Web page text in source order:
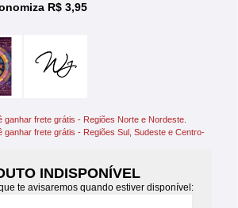
R$ 3,95
ganhar frete grátis - Regiões Norte e Nordeste.
ganhar frete grátis - Regiões Sul, Sudeste e Centro-
INDISPONÍVEL
te avisaremos quando estiver disponível: